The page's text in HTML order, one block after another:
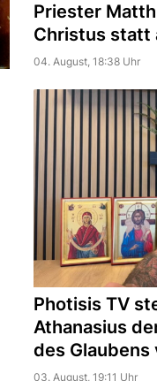
Priester
Christus statt
04. August, 18:38 Uhr
Photisis TV
Athanasius
des Glaubens
03. August, 19:11 Uhr